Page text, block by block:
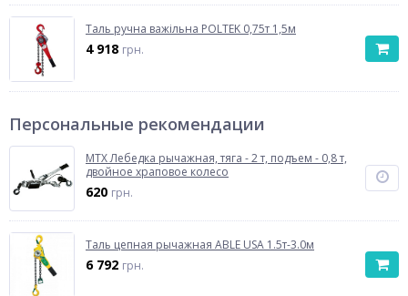
Таль ручна важільна POLTEK 0,75т 1,5м
4 918 грн.
Персональные рекомендации
MTX Лебедка рычажная, тяга - 2 т, подъем - 0,8 т,
двойное храповое колесо
620 грн.
Таль цепная рычажная ABLE USA 1.5т-3.0м
6 792 грн.